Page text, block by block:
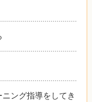
ング指導をしてき